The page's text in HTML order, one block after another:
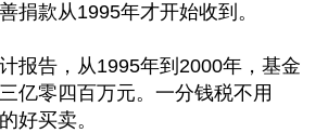
捐款从1995年才开始收到。
报告，从1995年到2000年，基金
亿零四百万元。一分钱税不用
好买卖。